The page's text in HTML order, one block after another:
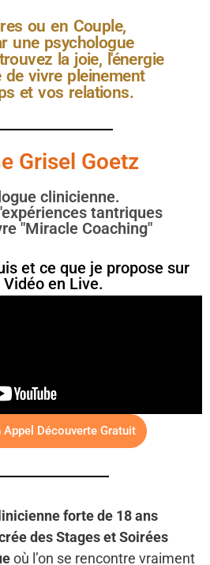
ou en Couple,
une psychologue
la joie, l'énergie
de vivre pleinement
et vos relations.
Grisel Goetz
clinicienne.
tantriques
"Miracle Coaching"
et ce que je propose sur
en Live.
Appel Découverte Gratuit
forte de 18 ans
des Stages et Soirées
où l’on se rencontre vraiment